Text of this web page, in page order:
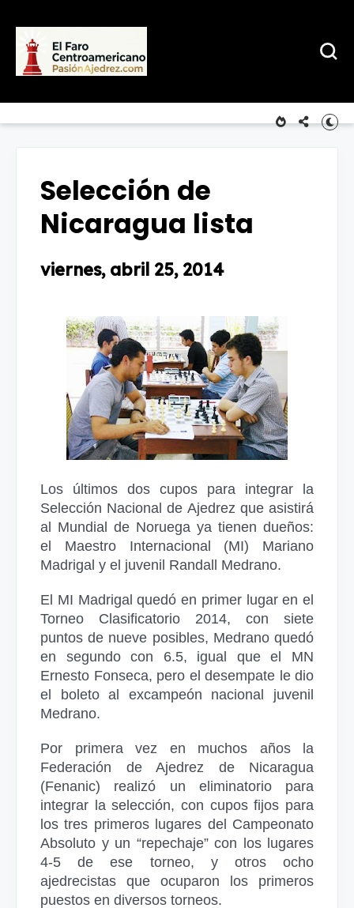
Selección de
Nicaragua lista
viernes, abril 25, 2014
Los últimos dos cupos para integrar la
Selección Nacional de Ajedrez que asistirá
al Mundial de Noruega ya tienen dueños:
el Maestro Internacional (MI) Mariano
Madrigal y el juvenil Randall Medrano.
El MI Madrigal quedó en primer lugar en el
Torneo Clasificatorio 2014, con siete
puntos de nueve posibles, Medrano quedó
en segundo con 6.5, igual que el MN
Ernesto Fonseca, pero el desempate le dio
el boleto al excampeón nacional juvenil
Medrano.
Por primera vez en muchos años la
Federación de Ajedrez de Nicaragua
(Fenanic) realizó un eliminatorio para
integrar la selección, con cupos fijos para
los tres primeros lugares del Campeonato
Absoluto y un “repechaje” con los lugares
4-5 de ese torneo, y otros ocho
ajedrecistas que ocuparon los primeros
puestos en diversos torneos.